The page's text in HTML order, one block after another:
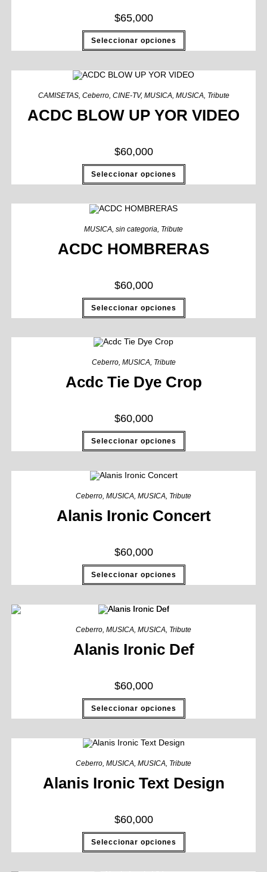
$65,000
Seleccionar opciones
CAMISETAS, Ceberro, CINE-TV, MUSICA, MUSICA, Tribute
ACDC BLOW UP YOR VIDEO
$60,000
Seleccionar opciones
MUSICA sin categoria Tribute
ACDC HOMBRERAS
$60,000
Seleccionar opciones
Ceberro, MUSICA, Tribute
Acdc Tie Dye Crop
$60,000
Seleccionar opciones
Ceberro, MUSICA, MUSICA, Tribute
Alanis Ironic Concert
$60,000
Seleccionar opciones
Ceberro, MUSICA, MUSICA, Tribute
Alanis Ironic Def
$60,000
Seleccionar opciones
Ceberro, MUSICA, MUSICA, Tribute
Alanis Ironic Text Design
$60,000
Seleccionar opciones